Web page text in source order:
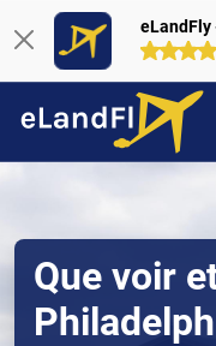
eLandFly
Que voir